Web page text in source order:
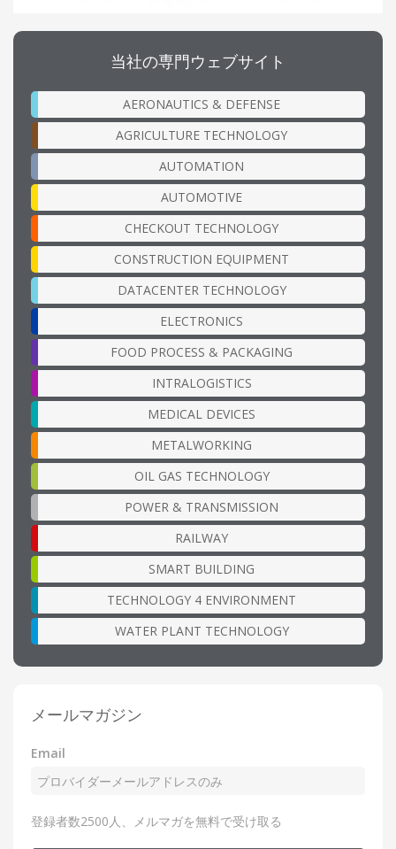
当社の専門ウェブサイト
AERONAUTICS & DEFENSE
AGRICULTURE TECHNOLOGY
AUTOMATION
AUTOMOTIVE
CHECKOUT TECHNOLOGY
CONSTRUCTION EQUIPMENT
DATACENTER TECHNOLOGY
ELECTRONICS
FOOD PROCESS & PACKAGING
INTRALOGISTICS
MEDICAL DEVICES
METALWORKING
OIL GAS TECHNOLOGY
POWER & TRANSMISSION
RAILWAY
SMART BUILDING
TECHNOLOGY 4 ENVIRONMENT
WATER PLANT TECHNOLOGY
メールマガジン
Email
登録者数2500人、メルマガを無料で受け取る